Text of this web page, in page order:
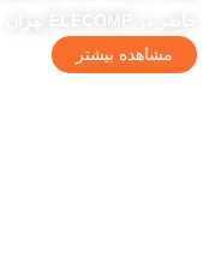
مشاهده بیشتر